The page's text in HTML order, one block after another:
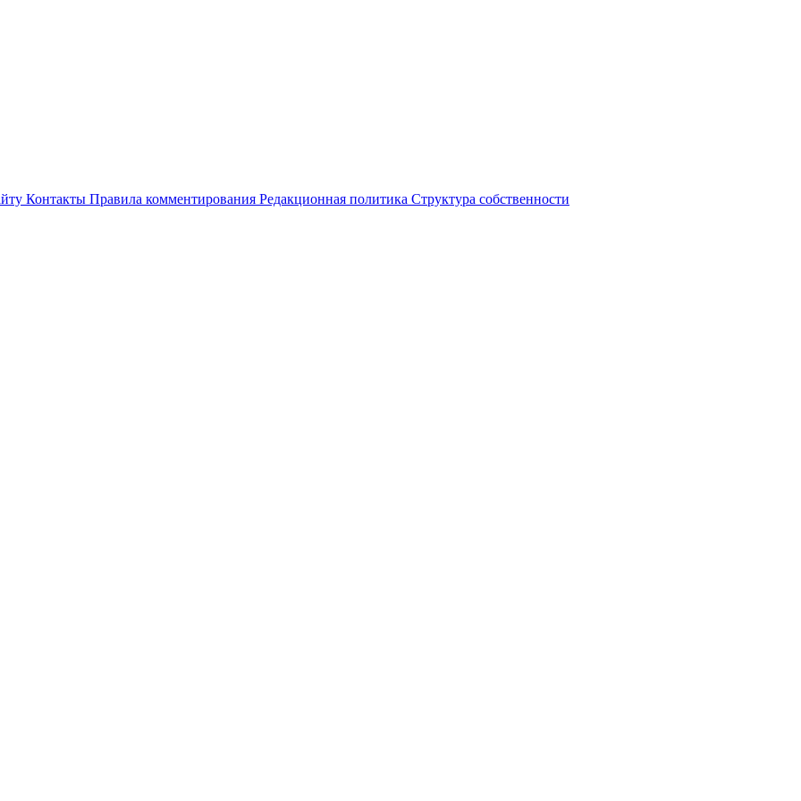
Контакты Правила комментирования Редакционная политика Структура собственности